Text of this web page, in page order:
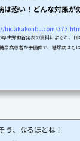
は恐い！どんな対策が
hidakakonbu.com/
厚生労働省発表の資料によると、
尿病患者か予備群で、糖尿病はも
ですよね。この記事では・糖尿病の
う、なるほどね！